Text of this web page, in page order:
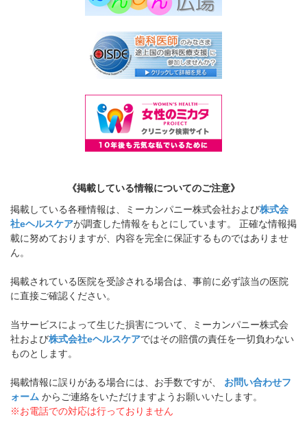
《掲載している情報についてのご注意》
掲載している各種情報は、ミーカンパニー株式会社および株式会
社eヘルスケアが調査した情報をもとにしています。 正確な情報掲
載に努めておりますが、内容を完全に保証するものではありませ
ん。
掲載されている医院を受診される場合は、事前に必ず該当の医院
に直接ご確認ください。
当サービスによって生じた損害について、ミーカンパニー株式会
社および株式会社eヘルスケアではその賠償の責任を一切負わない
ものとします。
掲載情報に誤りがある場合には、お手数ですが、 お問い合わせフ
ォーム からご連絡をいただけますようお願いいたします。
※お電話での対応は行っておりません